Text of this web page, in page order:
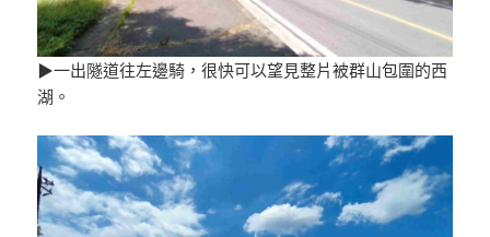
▶一出隧道往左邊騎，很快可以望見整片被群山包圍的西
湖。